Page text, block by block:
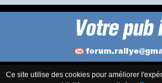
Ce site utilise des cookies pour améliorer